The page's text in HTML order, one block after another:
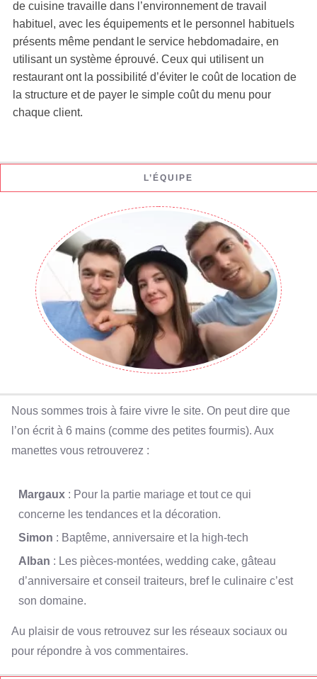
de cuisine travaille dans l’environnement de travail
habituel, avec les équipements et le personnel habituels
présents même pendant le service hebdomadaire, en
utilisant un système éprouvé. Ceux qui utilisent un
restaurant ont la possibilité d’éviter le coût de location de
la structure et de payer le simple coût du menu pour
chaque client.
L’ÉQUIPE
Nous sommes trois à faire vivre le site. On peut dire que
l’on écrit à 6 mains (comme des petites fourmis). Aux
manettes vous retrouverez :
Margaux : Pour la partie mariage et tout ce qui
concerne les tendances et la décoration.
Simon : Baptême, anniversaire et la high-tech
Alban : Les pièces-montées, wedding cake, gâteau
d’anniversaire et conseil traiteurs, bref le culinaire c’est
son domaine.
Au plaisir de vous retrouvez sur les réseaux sociaux ou
pour répondre à vos commentaires.